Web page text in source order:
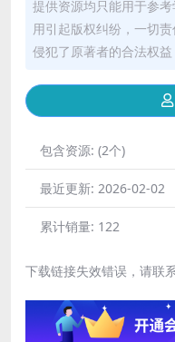
提供资源均只能用于参
用引起版权纠纷，一切
侵犯了原著者的合法权益
包含资源: (2个)
最近更新: 2026-02-02
累计销量: 122
下载链接失效错误，请联